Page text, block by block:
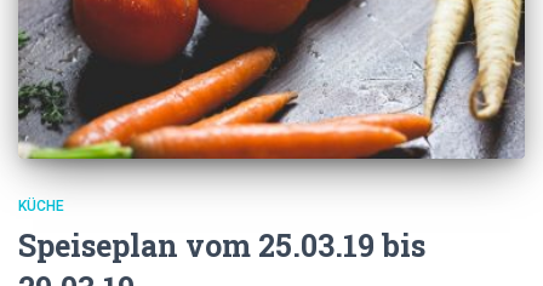
KÜCHE
Speiseplan vom 25.03.19 bis